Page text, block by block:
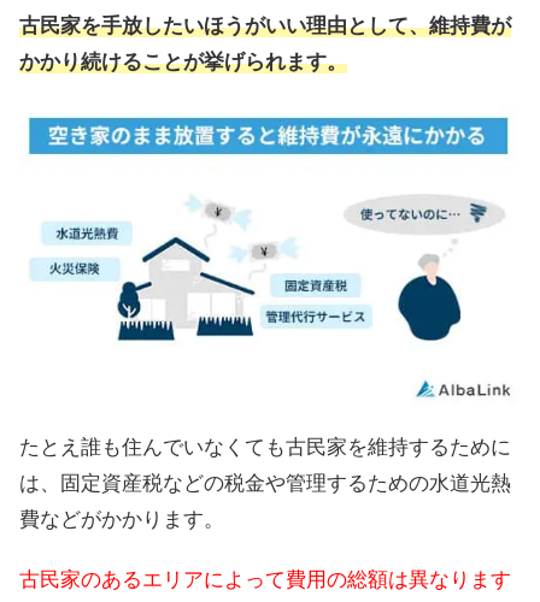
古民家を手放したいほうがいい理由として、維持費が
かかり続けることが挙げられます。
たとえ誰も住んでいなくても古民家を維持するために
は、固定資産税などの税金や管理するための水道光熱
費などがかかります。
古民家のあるエリアによって費用の総額は異なります